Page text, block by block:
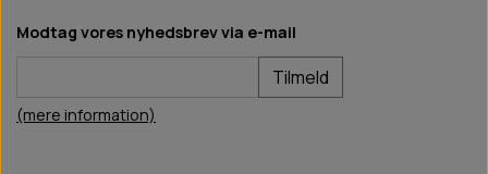
Modtag vores nyhedsbrev via e-mail
Tilmeld
(mere information)